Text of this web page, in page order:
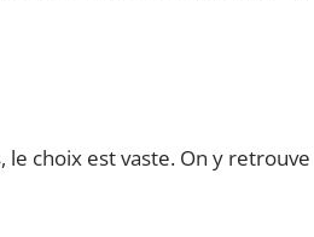
le choix est vaste. On y